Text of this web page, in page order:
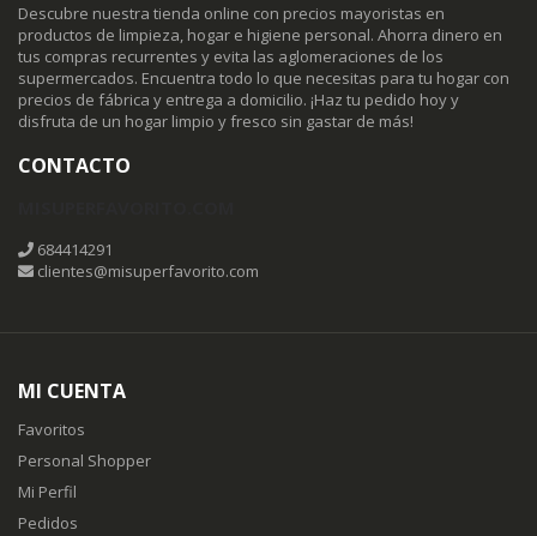
Descubre nuestra tienda online con precios mayoristas en
productos de limpieza, hogar e higiene personal. Ahorra dinero en
tus compras recurrentes y evita las aglomeraciones de los
supermercados. Encuentra todo lo que necesitas para tu hogar con
precios de fábrica y entrega a domicilio. ¡Haz tu pedido hoy y
disfruta de un hogar limpio y fresco sin gastar de más!
CONTACTO
684414291
clientes@misuperfavorito.com
MI CUENTA
Favoritos
Personal Shopper
Mi Perfil
Pedidos